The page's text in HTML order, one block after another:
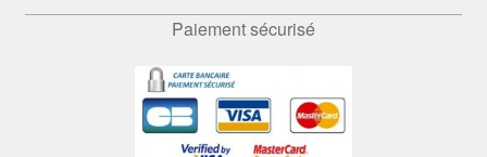
Paiement sécurisé